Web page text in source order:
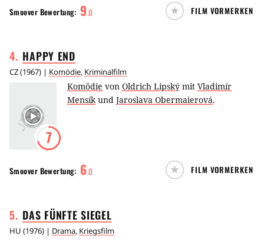
Smoover Bewertung: 9.0 FILM VORMERKEN
4. HAPPY END
CZ(1967) | Komödie, Kriminalfilm
7
Komödie von Oldrich Lipský mit Vladimír
Mensík und Jaroslava Obermaierová.
Smoover Bewertung: 6.0 FILM VORMERKEN
5. DAS FÜNFTESIEGEL
HU (1976) | Drama, Kriegsfilm